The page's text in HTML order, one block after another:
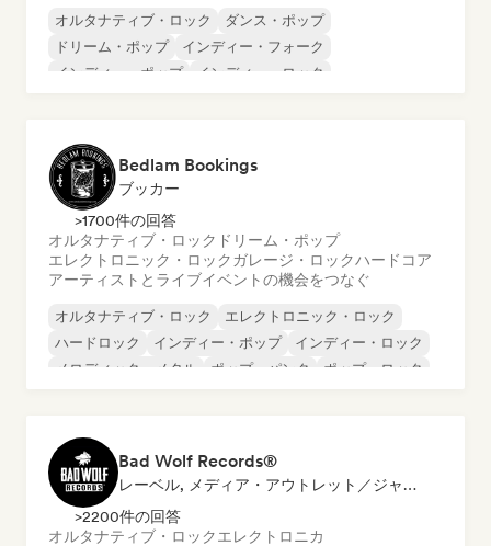
オルタナティブ・ロック
ダンス・ポップ
ドリーム・ポップ
インディー・フォーク
インディー・ポップ
インディー・ロック
Bedlam Bookings
ブッカー
>1700件の回答
オルタナティブ・ロック ドリーム・ポップ
エレクトロニック・ロックガレージ・ロックハードコア
アーティストとライブイベントの機会をつなぐ
オルタナティブ・ロック
エレクトロニック・ロック
ハードロック
インディー・ポップ
インディー・ロック
メロディック・メタル
ポップ・パンク ポップ・ロック
Bad Wolf Records®
レーベル, メディア・アウトレット／ジャーナリスト, サウンドエキスパート
>2200件の回答
オルタナティブ・ロックエレクトロニカ